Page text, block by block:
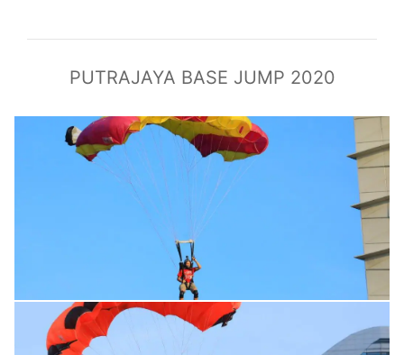
PUTRAJAYA BASE JUMP 2020